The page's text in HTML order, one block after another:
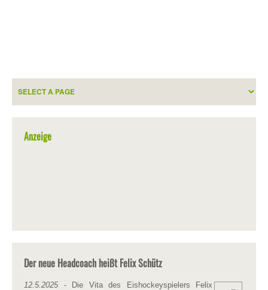
Anzeige
Der neue Headcoach heißt Felix Schütz
12.5.2025 - Die Vita des Eishockeyspielers Felix